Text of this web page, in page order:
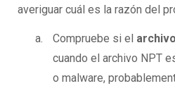
averiguar cuál es la razón del
Compruebe si el
cuando el archivo NPT
o malware,